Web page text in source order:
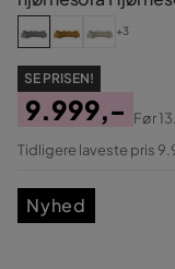
+3
SE PRISEN!
Pris
9.999,-
Original
Før
Tidligere laveste pris
Nyhed